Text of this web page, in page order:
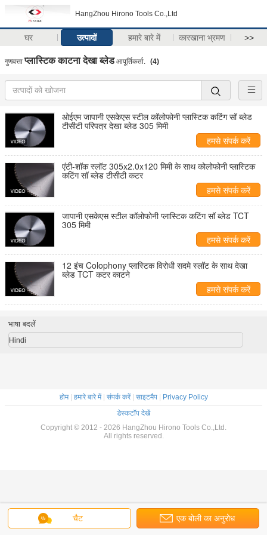
HangZhou Hirono Tools Co.,Ltd
घर उत्पादों हमारे बारे में कारखाना भ्रमण >>
गुणवत्ता प्लास्टिक काटना देखा ब्लेडआपूर्तिकर्ता. (4)
ओईएम जापानी एसकेएस स्टील कॉलोफोनी प्लास्टिक कटिंग सॉ ब्लेड
टीसीटी परिपत्र देखा ब्लेड 305 मिमी
हमसे संपर्क करें
एंटी-शॉक स्लॉट 305x2.0x120 मिमी के साथ कोलोफोनी प्लास्टिक
कटिंग सॉ ब्लेड टीसीटी कटर
हमसे संपर्क करें
जापानी एसकेएस स्टील कॉलोफोनी प्लास्टिक कटिंग सॉ ब्लेड TCT
305 मिमी
हमसे संपर्क करें
12 इंच Colophony प्लास्टिक विरोधी सदमे स्लॉट के साथ देखा
ब्लेड TCT कटर काटने
हमसे संपर्क करें
चैट एक बोली का अनुरोध
भाषा बदलें
Hindi
होम| हमारे बारे में| संपर्क करें| साइटमैप|
Privacy Policy
डेस्कटॉप देखें
Copyright © 2012 - 2026 HangZhou Hirono Tools Co.,Ltd.
All rights reserved.